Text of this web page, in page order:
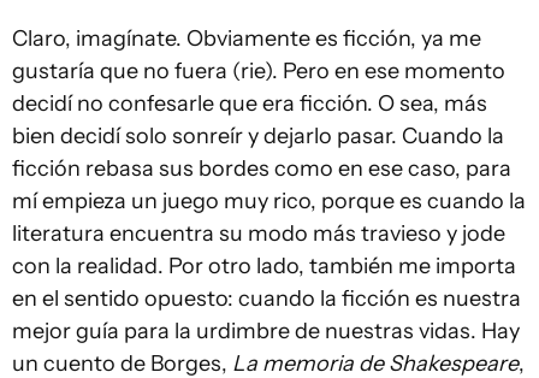
Claro, imagínate. Obviamente es ficción, ya me
gustaría que no fuera (rie). Pero en ese momento
decidí no confesarle que era ficción. O sea, más
bien decidí solo sonreír y dejarlo pasar. Cuando la
ficción rebasa sus bordes como en ese caso, para
mí empieza un juego muy rico, porque es cuando la
literatura encuentra su modo más travieso y jode
con la realidad. Por otro lado, también me importa
en el sentido opuesto: cuando la ficción es nuestra
mejor guía para la urdimbre de nuestras vidas. Hay
un cuento de Borges, La memoria de Shakespeare,